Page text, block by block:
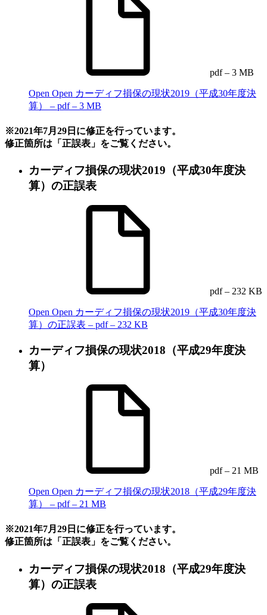
pdf – 3 MB
Open Open カーディフ損保の現状2019（平成30年度決
算） – pdf – 3 MB
※2021年7月29日に修正を行っています。
修正箇所は「正誤表」をご覧ください。
カーディフ損保の現状2019（平成30年度決
算）の正誤表
pdf – 232 KB
Open Open カーディフ損保の現状2019（平成30年度決
算）の正誤表 – pdf – 232 KB
カーディフ損保の現状2018（平成29年度決
算）
pdf – 21 MB
Open Open カーディフ損保の現状2018（平成29年度決
算） – pdf – 21 MB
※2021年7月29日に修正を行っています。
修正箇所は「正誤表」をご覧ください。
カーディフ損保の現状2018（平成29年度決
算）の正誤表